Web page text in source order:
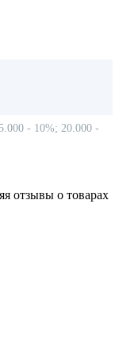
- 10%; 20.000 -
отзывы о товарах